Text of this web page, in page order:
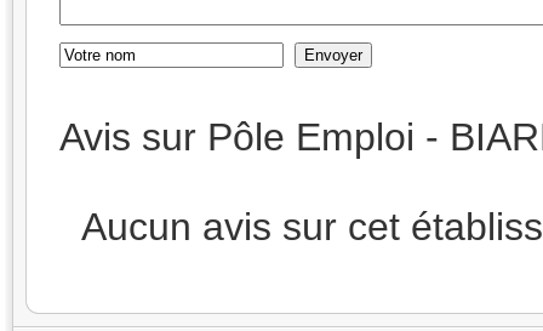
Avis sur Pôle Emploi -
Aucun avis sur cet